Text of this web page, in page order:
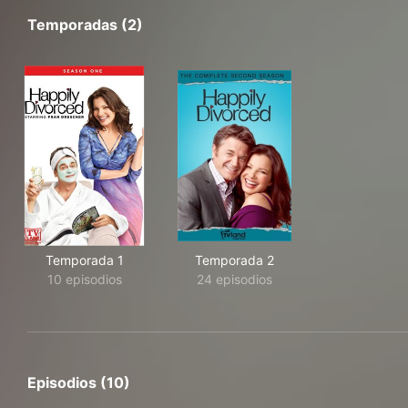
Temporadas (2)
Temporada 1
10 episodios
Temporada 2
24 episodios
Episodios (10)